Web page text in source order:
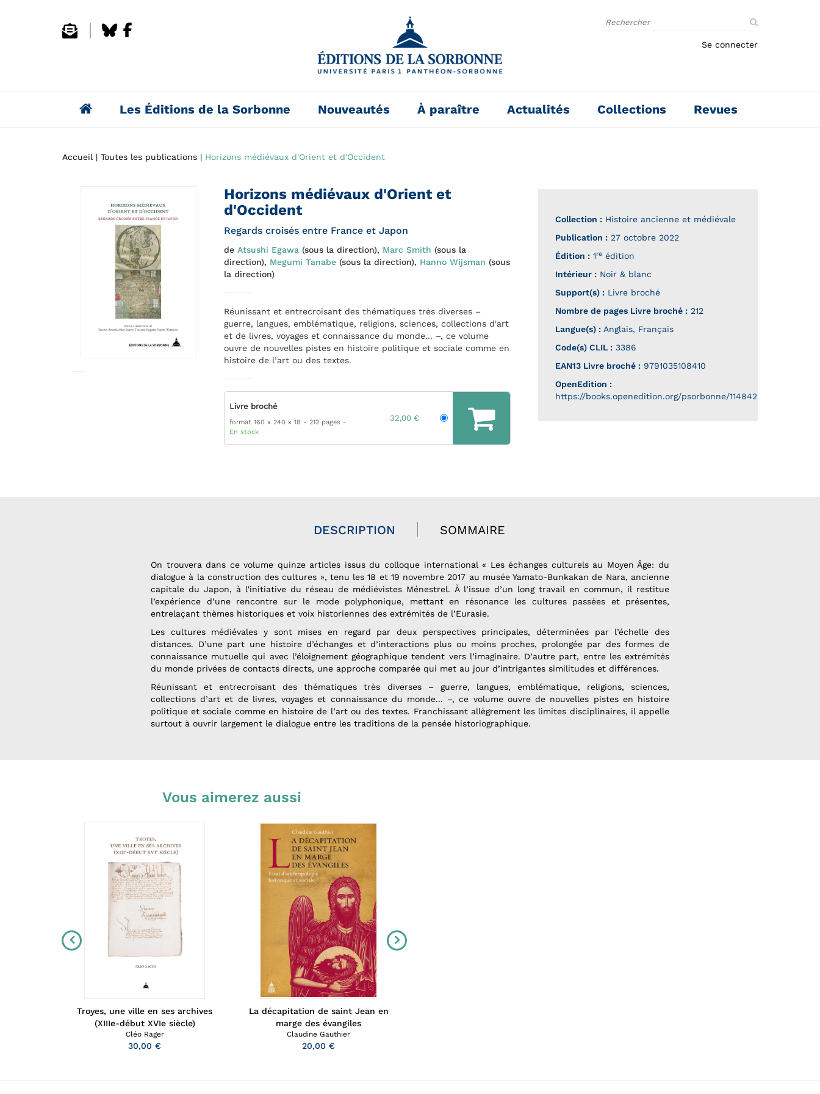
le
Se connecter
Les Éditions de la Sorbonne Nouveautés À paraître Actualités Collections Revues
Accueil Toutes les publications Horizons médiévaux d'Orient et d'Occident
Horizons médiévaux d'Orient et
d'Occident
Regards croisés entre France et Japon
de Atsushi Egawa (sous la direction), Marc Smith (sous la
direction), Megumi Tanabe (sous la direction), Hanno Wijsman (sous
la direction)
Réunissant et entrecroisant des thématiques très diverses –
guerre, langues, emblématique, religions, sciences, collections d'art
et de livres, voyages et connaissance du monde... –, ce volume
ouvre de nouvelles pistes en histoire politique et sociale comme en
histoire de l’art ou des textes.
Livre broché
format 160 x 240 x 18
212 pages
En stock
32,00 €
Collection : Histoire ancienne et médiévale
Publication : 27 octobre 2022
Édition : 1re édition
Intérieur : Noir & blanc
Support(s) : Livre broché
Nombre de pages Livre broché : 212
Langue(s) : Anglais, Français
Code(s) CLIL : 3386
EAN13 Livre broché : 9791035108410
OpenEdition :
https://books.openedition.org/psorbonne/114842
DESCRIPTION SOMMAIRE
On trouvera dans ce volume quinze articles issus du colloque international « Les échanges culturels au Moyen Âge: du
dialogue à la construction des cultures », tenu les 18 et 19 novembre 2017 au musée Yamato-Bunkakan de Nara, ancienne
capitale du Japon, à l'initiative du réseau de médiévistes Ménestrel. À l’issue d’un long travail en commun, il restitue
l’expérience d’une rencontre sur le mode polyphonique, mettant en résonance les cultures passées et présentes,
entrelaçant thèmes historiques et voix historiennes des extrémités de l’Eurasie.
Les cultures médiévales y sont mises en regard par deux perspectives principales, déterminées par l’échelle des
distances. D’une part une histoire d’échanges et d’interactions plus ou moins proches, prolongée par des formes de
connaissance mutuelle qui avec l’éloignement géographique tendent vers l’imaginaire. D’autre part, entre les extrémités
du monde privées de contacts directs, une approche comparée qui met au jour d’intrigantes similitudes et différences.
Réunissant et entrecroisant des thématiques très diverses – guerre, langues, emblématique, religions, sciences,
collections d’art et de livres, voyages et connaissance du monde... –, ce volume ouvre de nouvelles pistes en histoire
politique et sociale comme en histoire de l’art ou des textes. Franchissant allègrement les limites disciplinaires, il appelle
surtout à ouvrir largement le dialogue entre les traditions de la pensée historiographique.
Vous aimerez aussi
Troyes, une ville en ses archives
(XIIIe-début XVIe siècle)
Cléo Rager
30,00 €
La décapitation de saint Jean en
marge des évangiles
Claudine Gauthier
20,00 €